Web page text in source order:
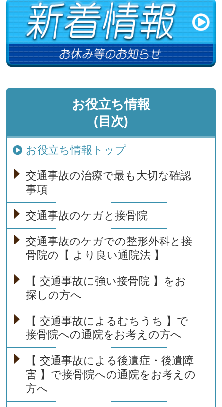
お役立ち情報
(目次)
お役立ち情報トップ
交通事故の治療で最も大切な確認
事項
交通事故のケガと接骨院
交通事故のケガでの整形外科と接
骨院の【 より良い通院法 】
【 交通事故に強い接骨院 】をお
探しの方へ
【 交通事故によるむちうち 】で
接骨院への通院をお考えの方へ
【 交通事故による後遺症・後遺障
害 】で接骨院への通院をお考えの
方へ